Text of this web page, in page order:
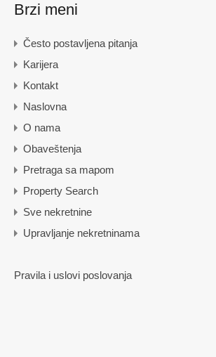
Brzi meni
Često postavljena pitanja
Karijera
Kontakt
Naslovna
O nama
Obaveštenja
Pretraga sa mapom
Property Search
Sve nekretnine
Upravljanje nekretninama
Pravila i uslovi poslovanja